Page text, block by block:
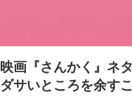
映画『さんかく』ネ
ダサいところを余す